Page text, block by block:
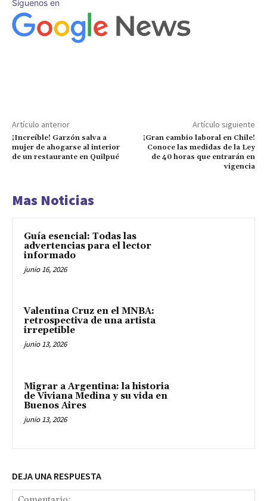
Síguenos en
Artículo anterior
¡Increíble! Garzón salva a
mujer de ahogarse al interior
de un restaurante en Quilpué
Artículo siguiente
¡Gran cambio laboral en Chile!
Conoce las medidas de la Ley
de 40 horas que entrarán en
vigencia
Mas Noticias
Guía esencial: Todas las
advertencias para el lector
informado
junio 16, 2026
Valentina Cruz en el MNBA:
retrospectiva de una artista
irrepetible
junio 13, 2026
Migrar a Argentina: la historia
de Viviana Medina y su vida en
Buenos Aires
junio 13, 2026
DEJA UNA RESPUESTA